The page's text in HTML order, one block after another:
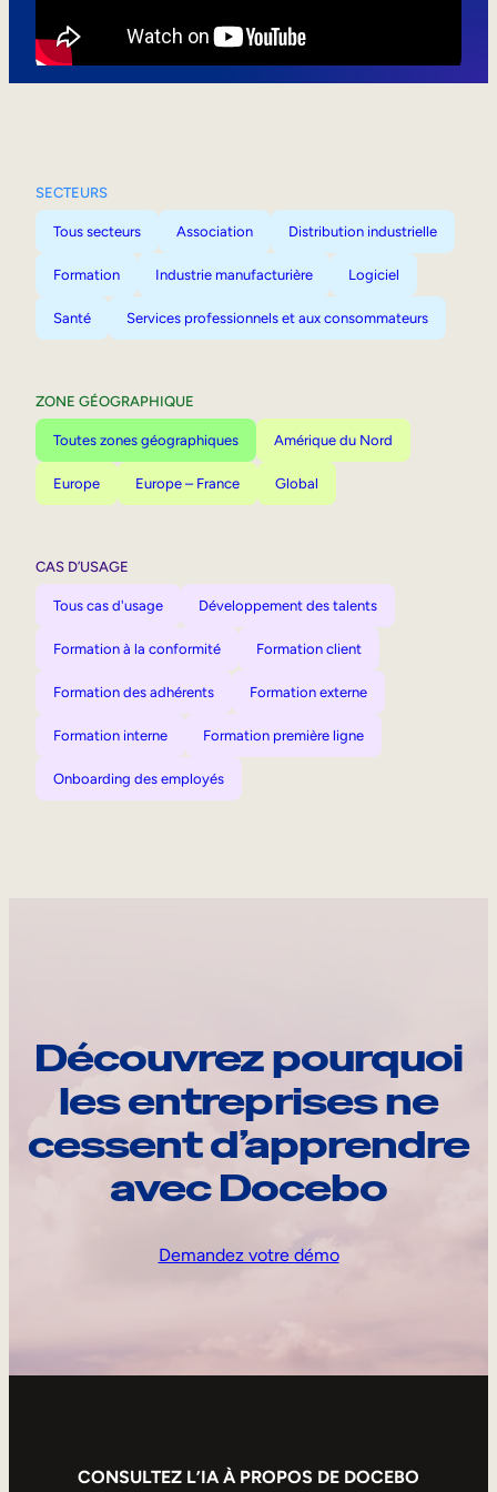
SECTEURS
Tous secteurs Association Distribution industrielle
Formation Industrie manufacturière Logiciel
Santé Services professionnels et aux consommateurs
ZONE GÉOGRAPHIQUE
Toutes zones géographiques Amérique du Nord
Europe Europe – France Global
CAS D’USAGE
Tous cas d'usage Développement des talents
Formation à la conformité Formation client
Formation des adhérents Formation externe
Formation interne Formation première ligne
Onboarding des employés
Découvrez pourquoi
les entreprises ne
cessent d’apprendre
avec Docebo
Demandez votre démo
CONSULTEZ L’IA À PROPOS DE DOCEBO